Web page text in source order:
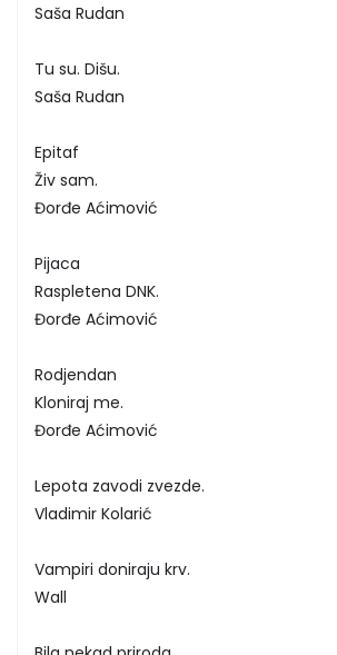
Saša Rudan
Tu su. Dišu.
Saša Rudan
Epitaf
Živ sam.
Đorđe Aćimović
Pijaca
Raspletena DNK.
Đorđe Aćimović
Rodjendan
Kloniraj me.
Đorđe Aćimović
Lepota zavodi zvezde.
Vladimir Kolarić
Vampiri doniraju krv.
Wall